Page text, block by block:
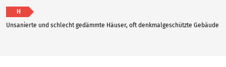
H
Unsanierte und schlecht gedämmte Häuser, oft denkmalgeschützte Gebäude